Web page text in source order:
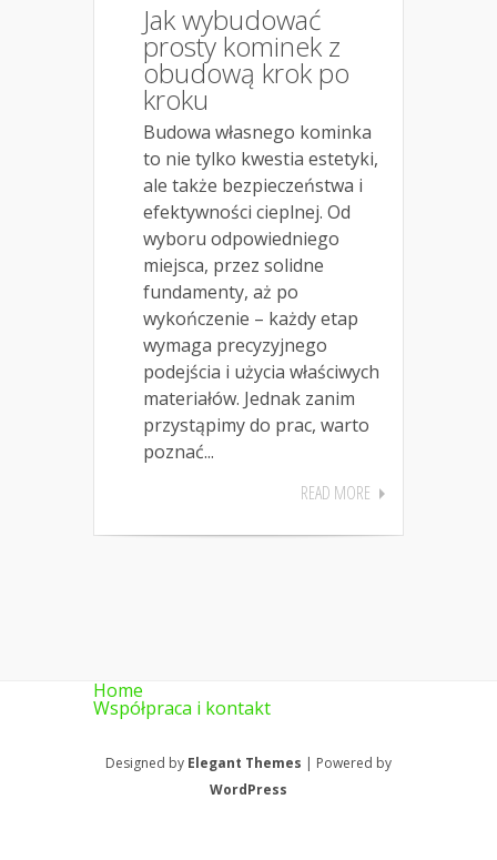
Jak wybudować
prosty kominek z
obudową krok po
kroku
Budowa własnego kominka
to nie tylko kwestia estetyki,
ale także bezpieczeństwa i
efektywności cieplnej. Od
wyboru odpowiedniego
miejsca, przez solidne
fundamenty, aż po
wykończenie – każdy etap
wymaga precyzyjnego
podejścia i użycia właściwych
materiałów. Jednak zanim
przystąpimy do prac, warto
poznać...
READ MORE
Home
Współpraca i kontakt
Designed by Elegant Themes | Powered by
WordPress